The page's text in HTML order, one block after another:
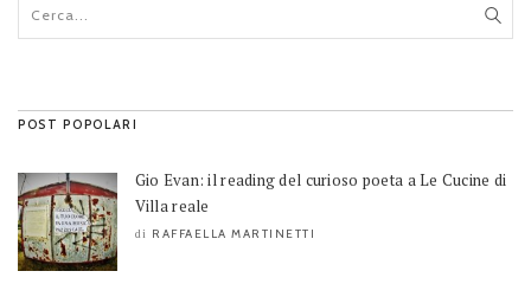
POST POPOLARI
Gio Evan: il reading del curioso poeta a Le Cucine di
Villa reale
di RAFFAELLA MARTINETTI